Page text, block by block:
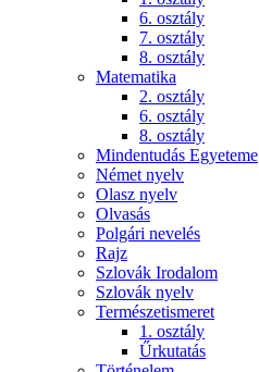
6. osztály
7. osztály
8. osztály
Matematika
2. osztály
6. osztály
8. osztály
Mindentudás Egyeteme
Német nyelv
Olasz nyelv
Olvasás
Polgári nevelés
Rajz
Szlovák Irodalom
Szlovák nyelv
Természetismeret
1. osztály
Űrkutatás